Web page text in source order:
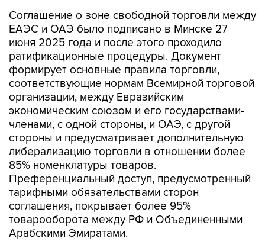
Соглашение о зоне свободной торговли между
ЕАЭС и ОАЭ было подписано в Минске 27
июня 2025 года и после этого проходило
ратификационные процедуры. Документ
формирует основные правила торговли,
соответствующие нормам Всемирной торговой
организации, между Евразийским
экономическим союзом и его государствами-
членами, с одной стороны, и ОАЭ, с другой
стороны и предусматривает дополнительную
либерализацию торговли в отношении более
85% номенклатуры товаров.
Преференциальный доступ, предусмотренный
тарифными обязательствами сторон
соглашения, покрывает более 95%
товарооборота между РФ и Объединенными
Арабскими Эмиратами.